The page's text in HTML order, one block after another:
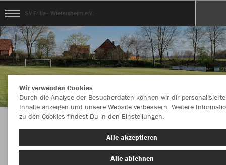
SV Frille - Wietersheim e.V.
Herzlich Willkommen im Teamshop SV Frille -
Wietersheim e.V.
Wir verwenden Cookies
Durch die Analyse der Besucherdaten können wir dir personalisierte
Inhalte anzeigen und unsere Website verbessern. Weitere
zu den Cookies findest Du in den Einstellungen.
Alle akzeptieren
Alle ablehnen